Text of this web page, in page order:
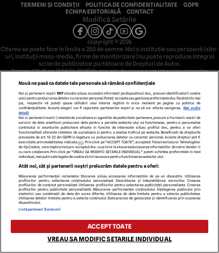
TERMENI ȘI CONDIȚII POLITICA DE CONFIDENTIALITATE
GDPR
ECHIPA EDITORIALĂ
CONTACT
Modifică Setările
copyright © 2026
Citarea se poate face în limita a 250 de semne. Nici o instituţie sau persoană (site-
uri, instituţii mass-media, firme de monitorizare) nu poate reproduce integral
scrierile publicistice purtătoare de Drepturi de Autor.
Decizia ONJN nr. 1598/16.09.2021. Jocurile de noroc sunt interzise minorilor.
Nouă ne pasă ca datele tale personale să rămână confidențiale
Noi și partenerii noștri 1017stocăm și/sau accesăm informații pe dispozitivul dvs., precum identificatorii cookie
unici pentru prelucrarea datelor cu caracter personal. Puteți accepta sau gestiona preferințele dvs. făcând clic mai
jos, respectiv vă puteți opune utilizării unui interes legitim în orice moment pe pagina cu politica de
confidențialitate. Aceste alegeri vor fi raportate partenerilor noștri și nu vă vor afecta navigarea.
Mai multe
detalii
Noi si partenerii nostri (retelele de socializare si agentiile de publicitate partenere, precum si furnizorii nostri de
servicii de date analitice) prelucram date pentru a permite website-ului sa functioneze, pentru a personaliza
continutul si anunturile publicitare afisate in functie de interesele si/sau profilul dvs., pentru a va oferi
functionalitati aferente retelelor de socializare si pentru a analiza traficul pe website. Beneficiati de drepturile
prevazute de art. 15-22 din GDPR in legatura cu prelucrarea datelor cu caracter personal. Aceste drepturi pot fi
exercitate prin modalitatea indicataaici . Prin click pe “ACCEPT TOATE”, acceptati folosirea tuturor Tehnologiilor
de tip Cookie, care implica inclusiv acceptul dvs. cu privire la stocarea/accesarea informatiilor de catre Vendor-ii
cu care colaboram. Prin click pe “VREAU SA MODIFIC SETARILE INDIVIDUAL” puteti schimba preferintele in mod
individual, mai putin cele legate de cookie strict necesare pentru functionarea website-ului.
Atât noi, cât și partenerii noștri prelucrăm datele pentru a oferi:
Măsurarea performanței reclamelor. Stocarea și/sau accesarea informațiilor de pe un dispozitiv. Utilizarea
profilurilor pentru selectarea conținutului personalizat. Dezvoltarea și îmbunătățirea serviciilor. Crearea
profilurilor de conținut personalizat. Utilizarea profilurilor pentru selectarea publicității personalizate. Crearea
profilurilor pentru publicitate personalizată. Măsurarea performanței conținutului. Înțelegerea publicului prin
statistici sau combinații de date din surse diferite. Utilizarea de date limitate pentru a selecta publicitatea.
Utilizarea datelor limitate pentru a selecta conținutul. Date precise de geolocație și identificarea prin scanarea
dispozitivului.
Listă parteneri (furnizori)
ACCEPT TOATE
VREAU SA MODIFIC SETARILE INDIVIDUAL